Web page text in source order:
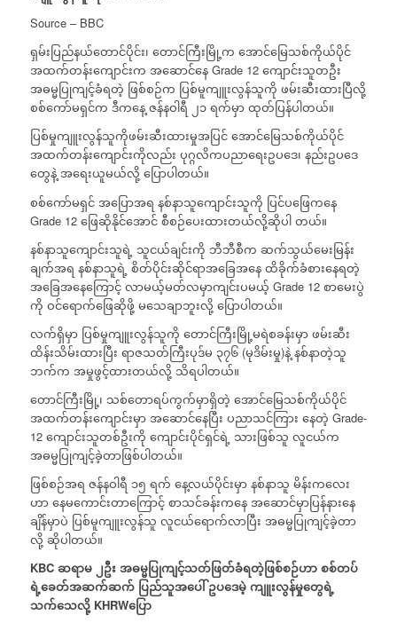
Source – BBC
ရှမ်းပြည်နယ်တောင်ပိုင်း၊ တောင်ကြီးမြို့က အောင်မြေသစ်ကိုယ်ပိုင်
အထက်တန်းကျောင်းက အဆောင်နေ Grade 12 ကျောင်းသူတဦး
အဓမ္မပြုကျင့်ခံရတဲ့ ဖြစ်စဉ်က ပြစ်မူကျူးလွန်သူကို ဖမ်းဆီးထားပြီလို့
စစ်ကော်မရှင်က ဒီကနေ့ ဇန်နဝါရီ ၂၁ ရက်မှာ ထုတ်ပြန်ပါတယ်။
ပြစ်မှုကျူးလွန်သူကိုဖမ်းဆီးထားမှုအပြင် အောင်မြေသစ်ကိုယ်ပိုင်
အထက်တန်းကျောင်းကိုလည်း ပုဂ္ဂလိကပညာရေးဥပဒေ၊ နည်းဥပဒေ
တွေနဲ့ အရေးယူမယ်လို့ ပြောပါတယ်။
စစ်ကော်မရှင် အပြောအရ နစ်နာသူကျောင်းသူကို ပြင်ပဖြေကနေ
Grade 12 ဖြေဆိုနိုင်အောင် စီစဉ်ပေးထားတယ်လို့ဆိုပါ တယ်။
နစ်နာသူကျောင်းသူရဲ့ သူငယ်ချင်းကို ဘီဘီစီက ‌ဆက်သွယ်‌မေးမြန်း
ချက်အရ နစ်နာသူရဲ့ စိတ်ပိုင်းဆိုင်ရာအခြေအနေ ထိခိုက်ခံစားနေရတဲ့
အခြေအနေကြောင့် လာမယ့်မတ်လမှာကျင်းပမယ့် Grade 12 စာမေးပွဲ
ကို ဝင်ရောက်ဖြေဆိုဖို့ မသေချာဘူးလို့ ‌‌ပြောပါတယ်။
လက်ရှိမှာ ပြစ်မှုကျူးလွန်သူကို တောင်ကြီးမြို့မရဲစခန်းမှာ ဖမ်းဆီး
ထိန်းသိမ်းထားပြီး ရာဇသတ်ကြီးပုဒ်မ ၃၇၆ (မုဒိမ်းမှု)နဲ့ နစ်နာတဲ့သူ
ဘက်က အမှုဖွင့်ထားတယ်လို့ သိရပါတယ်။
တောင်ကြီးမြို့၊ သစ်တောရပ်ကွက်မှာရှိတဲ့ အောင်မြေသစ်ကိုယ်ပိုင်
အထက်တန်းကျောင်းမှာ အဆောင်နေပြီး ပညာသင်ကြား နေတဲ့ Grade-
12 ကျောင်းသူတစ်ဦးကို ကျောင်းပိုင်ရှင်ရဲ့ သားဖြစ်သူ လူငယ်က
အဓမ္မပြုကျင့်ခဲ့တာဖြစ်ပါတယ်။
ဖြစ်စဉ်အရ ဇန်နဝါရီ ၁၅ ရက် နေ့လယ်ပိုင်းမှာ နစ်နာသူ မိန်းကလေး
ဟာ နေမကောင်းတာကြောင့် စာသင်ခန်းကနေ အဆောင်မှာပြန်နားနေ
ချိန်မှာပဲ ပြစ်မူကျူးလွန်သူ လူငယ်ရောက်လာပြီး အဓမ္မပြုကျင့်ခဲ့တာ
လို့ ဆိုပါတယ်။
KBC ဆရာမ ၂ဦး အဓမ္မပြုကျင့်သတ်ဖြတ်ခံရတဲ့ဖြစ်စဉ်ဟာ စစ်တပ်
ရဲ့ခေတ်အဆက်ဆက် ပြည်သူအပေါ် ဥပဒေမဲ့ ကျူးလွန်မှုတွေရဲ့
သက်သေလို့ KHRWပြော